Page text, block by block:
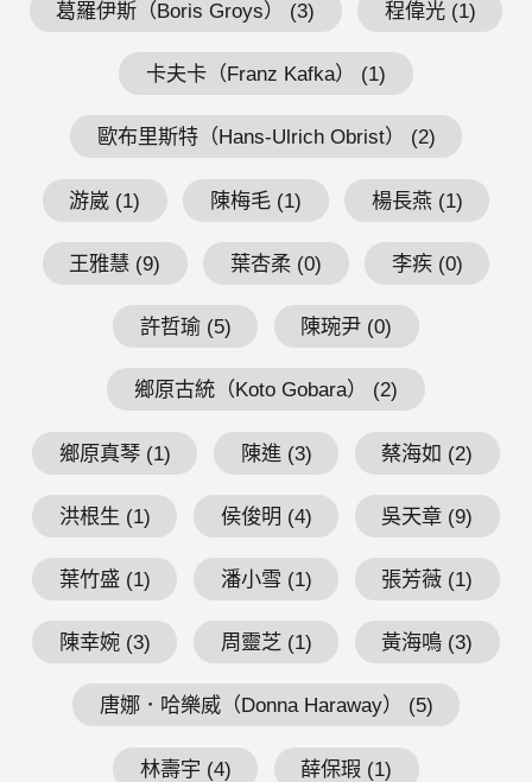
葛羅伊斯（Boris Groys） (3) 程偉光 (1)
卡夫卡（Franz Kafka） (1)
歐布里斯特（Hans-Ulrich Obrist） (2)
游崴 (1) 陳梅毛 (1) 楊長燕 (1)
王雅慧 (9) 葉杏柔 (0) 李疾 (0)
許哲瑜 (5) 陳琬尹 (0)
鄉原古統（Koto Gobara） (2)
鄉原真琴 (1) 陳進 (3) 蔡海如 (2)
洪根生 (1) 侯俊明 (4) 吳天章 (9)
葉竹盛 (1) 潘小雪 (1) 張芳薇 (1)
陳幸婉 (3) 周靈芝 (1) 黃海鳴 (3)
唐娜．哈樂威（Donna Haraway） (5)
林壽宇 (4) 薛保瑕 (1)